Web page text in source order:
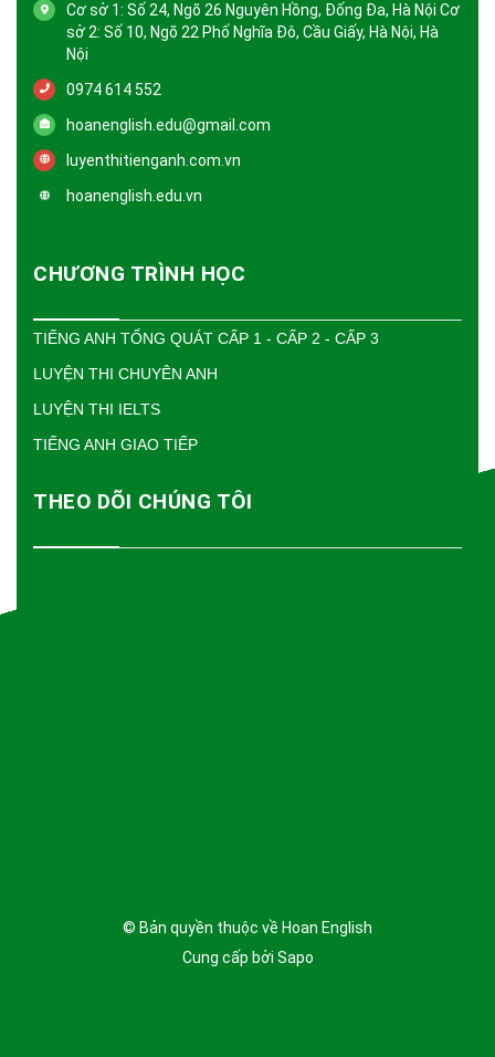
Cơ sở 1: Số 24, Ngõ 26 Nguyên Hồng, Đống Đa, Hà Nội Cơ
sở 2: Số 10, Ngõ 22 Phố Nghĩa Đô, Cầu Giấy, Hà Nội, Hà
Nội
0974 614 552
hoanenglish.edu@gmail.com
luyenthitienganh.com.vn
hoanenglish.edu.vn
CHƯƠNG TRÌNH HỌC
TIẾNG ANH TỔNG QUÁT CẤP 1 - CẤP 2 - CẤP 3
LUYỆN THI CHUYÊN ANH
LUYỆN THI IELTS
TIẾNG ANH GIAO TIẾP
THEO DÕI CHÚNG TÔI
© Bản quyền thuộc về Hoan English
Cung cấp bởi Sapo